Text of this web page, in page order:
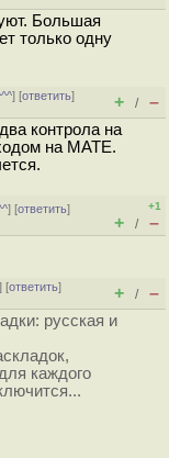
Большая
только одну
] [ответить]
+ / –
контрола на
на MATE.
] [ответить]
+1
+ / –
] [ответить]
+ / –
русская и
каждого